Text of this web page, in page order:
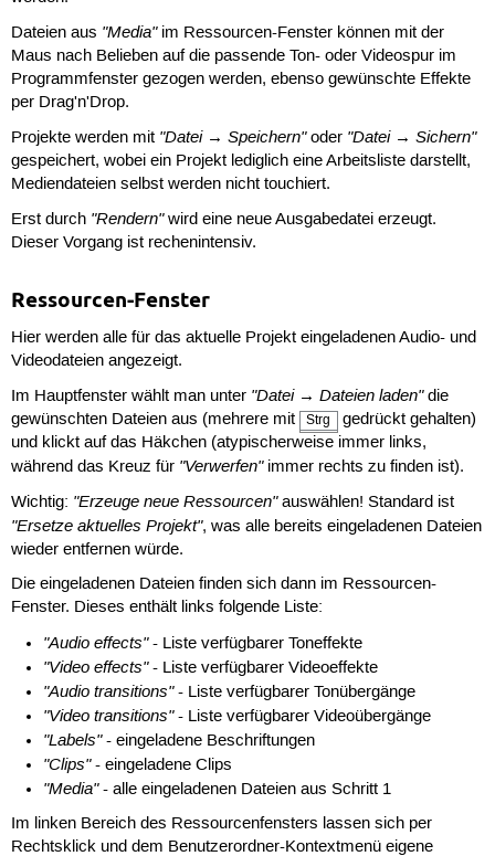
Dateien aus "Media"im Ressourcen-Fenster können mit der
Maus nach Belieben auf die passende Ton- oder Videospur im
Programmfenster gezogen werden, ebenso gewünschte Effekte
per Drag'n'Drop.
Projekte werden mit "Datei → Speichern"oder "Datei → Sichern"
gespeichert, wobei ein Projekt lediglich eine Arbeitsliste darstellt,
Mediendateien selbst werden nicht touchiert.
Erst durch "Rendern"wird eine neue Ausgabedatei erzeugt.
Dieser Vorgang ist rechenintensiv.
Ressourcen-Fenster
Hier werden alle für das aktuelle Projekt eingeladenen Audio- und
Videodateien angezeigt.
Im Hauptfenster wählt man unter "Datei → Dateien laden"die
gewünschten Dateien aus (mehrere mit
Strg
gedrückt gehalten)
und klickt auf das Häkchen (atypischerweise immer links,
während das Kreuz für "Verwerfen"immer rechts zu finden ist).
Wichtig: "Erzeuge neue Ressourcen"auswählen! Standard ist
"Ersetze aktuelles Projekt", was alle bereits eingeladenen Dateien
wieder entfernen würde.
Die eingeladenen Dateien finden sich dann im Ressourcen-
Fenster. Dieses enthält links folgende Liste:
"Audio effects"- Liste verfügbarer Toneffekte
"Video effects"- Liste verfügbarer Videoeffekte
"Audio transitions"- Liste verfügbarer Tonübergänge
"Video transitions"- Liste verfügbarer Videoübergänge
"Labels"- eingeladene Beschriftungen
"Clips"- eingeladene Clips
"Media"- alle eingeladenen Dateien aus Schritt 1
Im linken Bereich des Ressourcenfensters lassen sich per
Rechtsklick und dem Benutzerordner-Kontextmenü eigene